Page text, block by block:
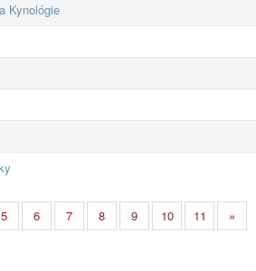
Kynológie
5 6 7 8 9 10 11 »